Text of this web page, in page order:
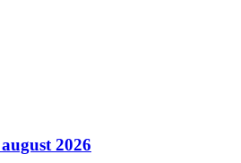
2026